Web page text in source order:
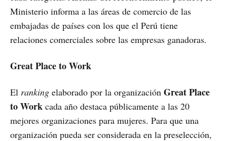
Ministerio informa a las áreas de comercio de las
embajadas de países con los que el Perú tiene
relaciones comerciales sobre las empresas ganadoras.
Great Place to Work
El ranking elaborado por la organización Great Place
to Work cada año destaca públicamente a las 20
mejores organizaciones para mujeres. Para que una
organización pueda ser considerada en la preselección,